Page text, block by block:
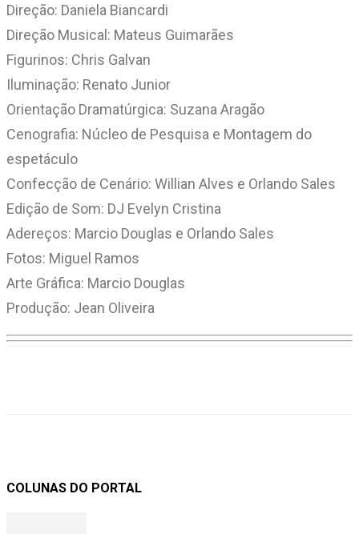
Direção: Daniela Biancardi
Direção Musical: Mateus Guimarães
Figurinos: Chris Galvan
Iluminação: Renato Junior
Orientação Dramatúrgica: Suzana Aragão
Cenografia: Núcleo de Pesquisa e Montagem do
espetáculo
Confecção de Cenário: Willian Alves e Orlando Sales
Edição de Som: DJ Evelyn Cristina
Adereços: Marcio Douglas e Orlando Sales
Fotos: Miguel Ramos
Arte Gráfica: Marcio Douglas
Produção: Jean Oliveira
COLUNAS DO PORTAL